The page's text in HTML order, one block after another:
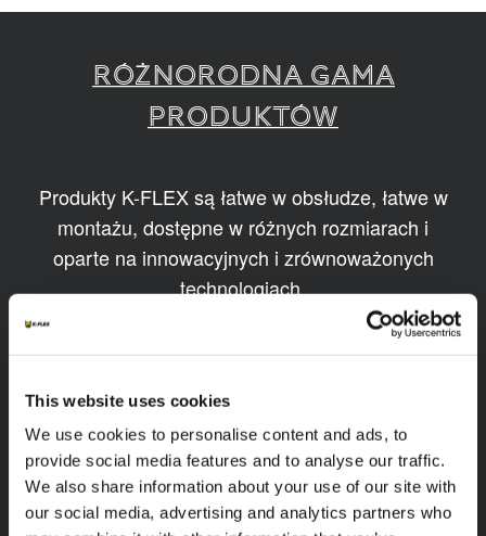
This website uses cookies
We use cookies to personalise content and ads, to
provide social media features and to analyse our traffic.
We also share information about your use of our site with
our social media, advertising and analytics partners who
RÓŻNORODNA GAMA
PRODUKTÓW
Produkty K-FLEX są łatwe w obsłudze, łatwe w
montażu, dostępne w różnych rozmiarach i
oparte na innowacyjnych i zrównoważonych
technologiach.
1/11